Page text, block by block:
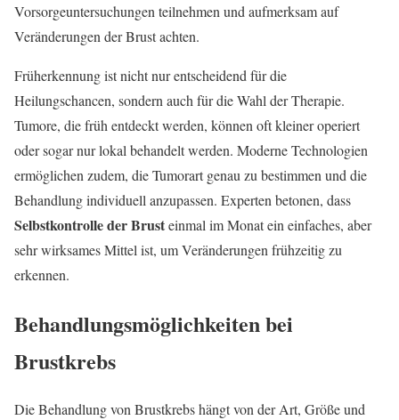
Vorsorgeuntersuchungen teilnehmen und aufmerksam auf
Veränderungen der Brust achten.
Früherkennung ist nicht nur entscheidend für die
Heilungschancen, sondern auch für die Wahl der Therapie.
Tumore, die früh entdeckt werden, können oft kleiner operiert
oder sogar nur lokal behandelt werden. Moderne Technologien
ermöglichen zudem, die Tumorart genau zu bestimmen und die
Behandlung individuell anzupassen. Experten betonen, dass
Selbstkontrolle der Brusteinmal im Monat ein einfaches, aber
sehr wirksames Mittel ist, um Veränderungen frühzeitig zu
erkennen.
Behandlungsmöglichkeiten bei
Brustkrebs
Die Behandlung von Brustkrebs hängt von der Art, Größe und